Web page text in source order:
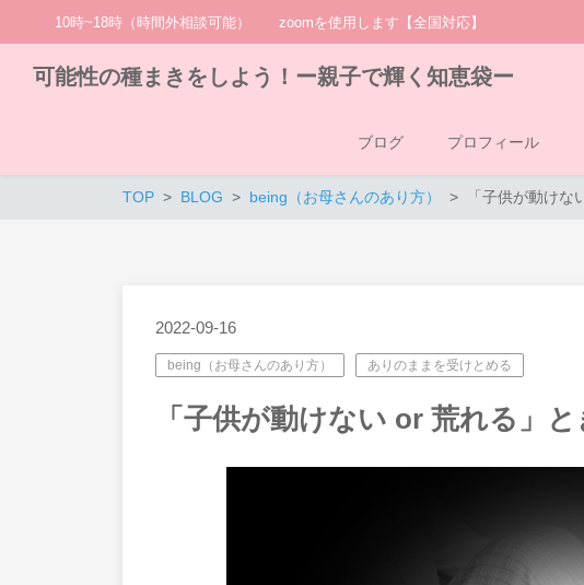
10時~18時（時間外相談可能） zoomを使用します【全国対応】
可能性の種まきをしよう！ー親子で輝く知恵袋ー
ブログ プロフィール
TOP BLOG being（お母さんのあり方） 「子供が動け
2022-09-16
being（お母さんのあり方） ありのままを受けとめる
「子供が動けない or 荒れる」